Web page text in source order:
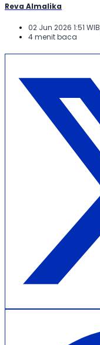
Reva Almalika
02 Jun 2026 1:51 WIB
4 menit baca